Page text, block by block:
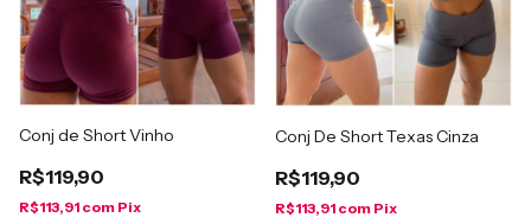
Conj de Short Vinho
R$119,90
R$113,91 com Pix
Conj De Short Texas Cinza
R$119,90
R$113,91 com Pix